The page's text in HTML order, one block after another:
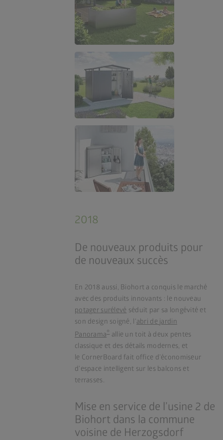
2018
De nouveaux produits pour
de nouveaux succès
En 2018 aussi, Biohort a conquis le marché
avec des produits innovants : le nouveau
potager surélevé séduit par sa longévité et
son design soigné, l’abri de jardin
Panorama® allie un toit à deux pentes
classique et des détails modernes, et
le CornerBoard fait office d’économiseur
d’espace intelligent sur les balcons et
terrasses.
Mise en service de l’usine 2 de
Biohort dans la commune
voisine de Herzogsdorf